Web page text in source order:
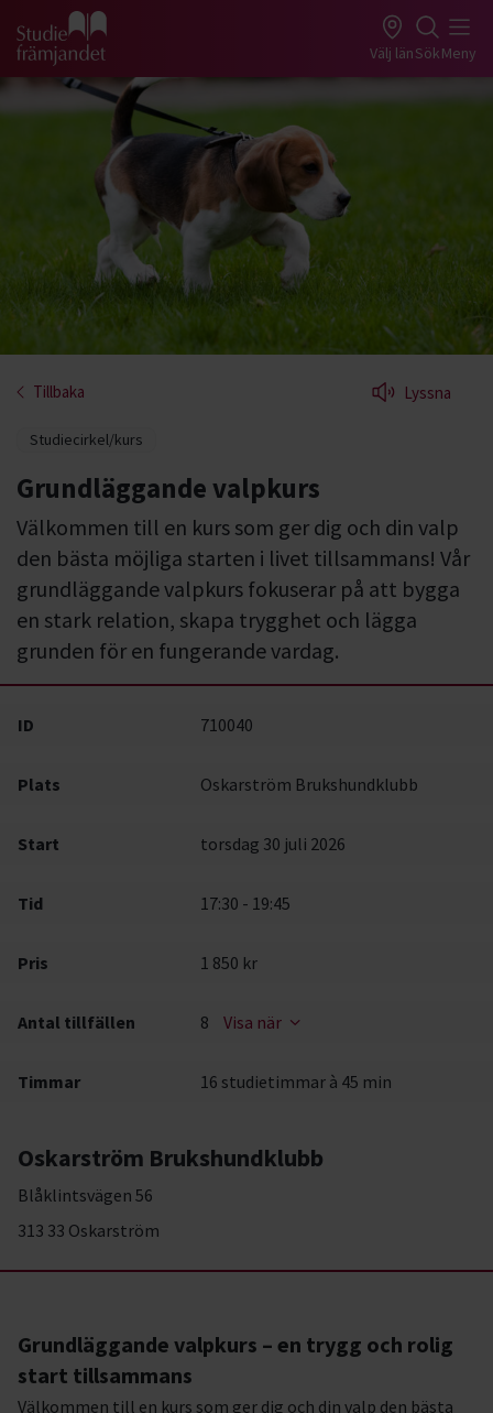
Gå till studiefrämjandets startsida Välj länSökMeny
Tillbaka Lyssna
Studiecirkel/kurs
Grundläggande valpkurs
Välkommen till en kurs som ger dig och din valp
den bästa möjliga starten i livet tillsammans! Vår
grundläggande valpkurs fokuserar på att bygga
en stark relation, skapa trygghet och lägga
grunden för en fungerande vardag.
ID 710040
Plats Oskarström Brukshundklubb
Start torsdag 30 juli 2026
Tid 17:30 - 19:45
Pris 1 850 kr
Antal tillfällen 8 Visa när
Timmar 16 studietimmar à 45 min
Oskarström Brukshundklubb
Blåklintsvägen 56
313 33 Oskarström
Grundläggande valpkurs – en trygg och rolig
start tillsammans
Välkommen till en kurs som ger dig och din valp den bästa